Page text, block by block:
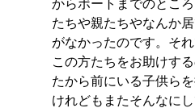
からボートまでのとこ
たちや親たちやなんか
がなかったのです。そ
この方たちをお助けす
たから前にいる子供ら
けれどもまたそんなに